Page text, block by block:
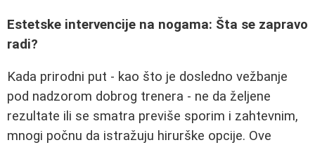
Estetske intervencije na nogama: Šta se zapravo
radi?
Kada prirodni put - kao što je dosledno vežbanje
pod nadzorom dobrog trenera - ne da željene
rezultate ili se smatra previše sporim i zahtevnim,
mnogi počnu da istražuju hirurške opcije. Ove